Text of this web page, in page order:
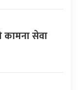
कामना सेवा